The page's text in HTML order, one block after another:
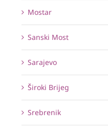
Mostar
Sanski Most
Sarajevo
Široki Brijeg
Srebrenik